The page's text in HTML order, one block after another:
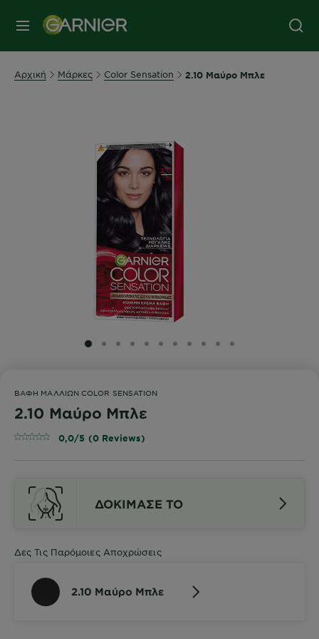
MENU
Αρχική Μάρκες Color Sensation 2.10 Μαύρο Μπλε
SLIDE 1
SLIDE 2
SLIDE 3
SLIDE 4
SLIDE 5
SLIDE 6
SLIDE 7
SLIDE 8
SLIDE 9
SLIDE 10
SLIDE 11
ΒΑΦΉ ΜΑΛΛΙΏΝ COLOR SENSATION
2.10 Μαύρο Μπλε
0,0/5 (0 Reviews)
ΔΟΚΙΜΑΣΕ ΤΟ
Δες Τις Παρόμοιες Αποχρώσεις
2.10 Μαύρο Μπλε